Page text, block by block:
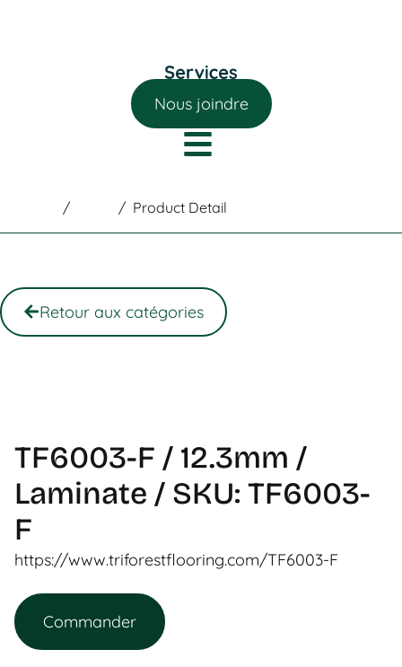
Nous joindre
/ / Product Detail
Retour aux catégories
TF6003-F / 12.3mm /
Laminate / SKU: TF6003-
F
https://www.triforestflooring.com/TF6003-F
Commander